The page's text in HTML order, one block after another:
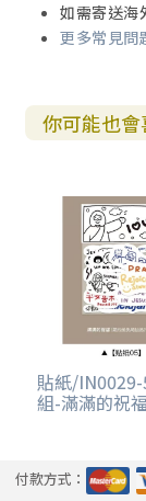
如需寄送海
更多常見問
你可能也會
貼紙/
組-滿滿的祝
付款方式：